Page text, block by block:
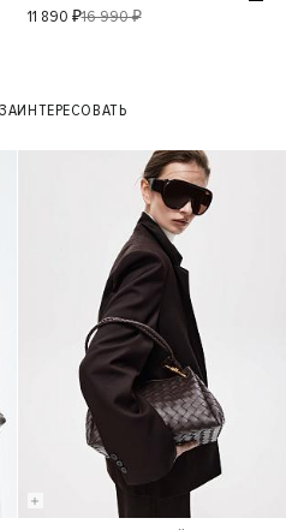
36 37
11 890 ₽16 990 ₽